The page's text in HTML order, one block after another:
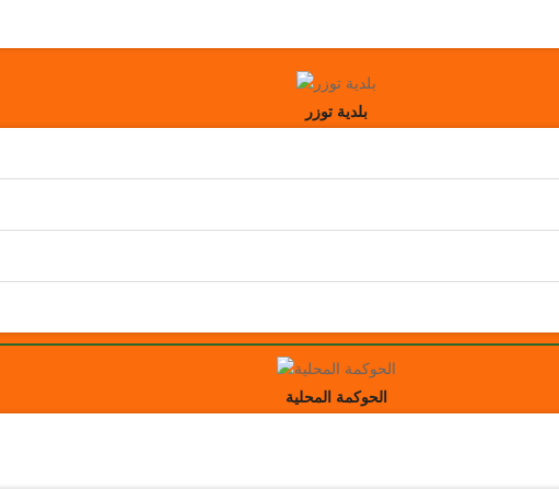
بلدية توزر
الحوكمة المحلية